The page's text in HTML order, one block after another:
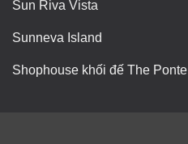
Sun Riva Vista
Sunneva Island
Shophouse khối đế The Ponte